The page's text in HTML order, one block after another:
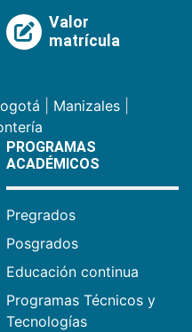
Valor
matrícula
Manizales
PROGRAMAS
ACADÉMICOS
Pregrados
Posgrados
Educación continua
Programas Técnicos y
Tecnologías